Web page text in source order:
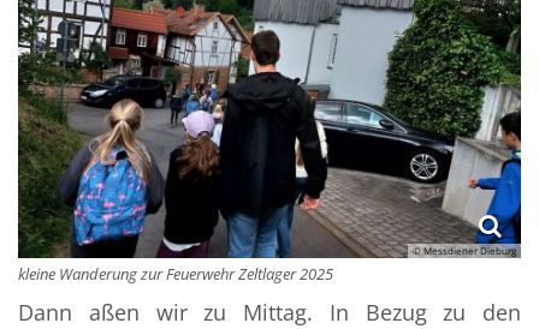
© Messdiener Dieburg
kleine Wanderung zur Feuerwehr Zeltlager 2025
Dann aßen wir zu Mittag. In Bezug zu den